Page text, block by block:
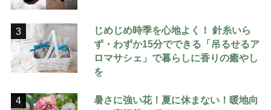
3
じめじめ時季を心地よく！ 針糸いら
ず・わずか15分でできる「吊るせるア
ロマサシェ」で暮らしに香りの癒やし
を
4
暑さに強い花！夏に休まない！暖地向